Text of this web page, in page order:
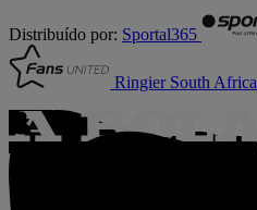
Distribuído por: Sportal365
Ringier South Africa